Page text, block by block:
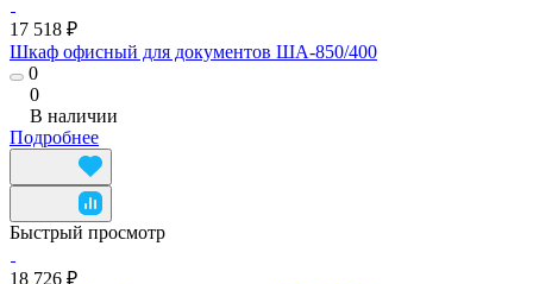
17 518 ₽
Шкаф офисный для документов ША-850/400
0
0
В наличии
Подробнее
Быстрый просмотр
18 726 ₽